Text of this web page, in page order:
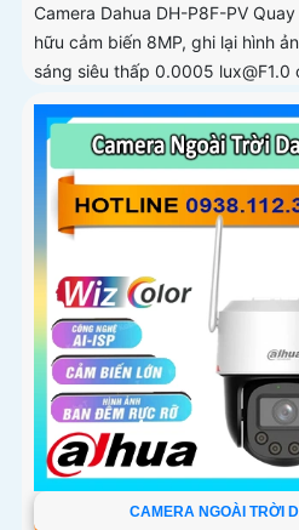
Camera Dahua DH-P8F-PV
hữu cảm biến 8MP, ghi lại hình
sáng siêu thấp 0.0005
cảm biến lớn...
CAMERA NGOÀI TRỜI